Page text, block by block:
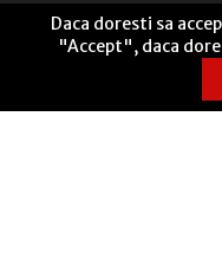
Daca doresti sa
"Accept", daca
Seneca Anticafe
ANPC Soluționarea
Termeni și condiții